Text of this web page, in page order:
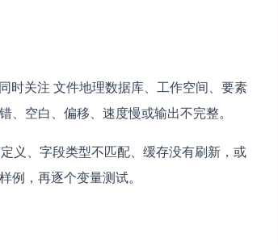
时关注 文件地理数据库、工作空间、要素
空白、偏移、速度慢或输出不完整。
义、字段类型不匹配、缓存没有刷新，或
，再逐个变量测试。